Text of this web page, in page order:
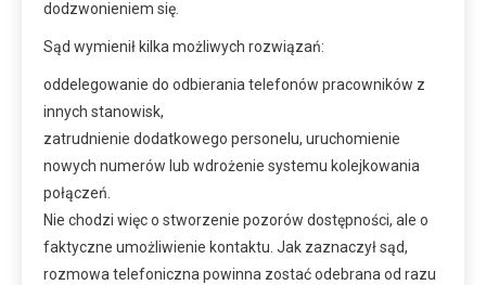
dodzwonieniem się.
Sąd wymienił kilka możliwych rozwiązań:
oddelegowanie do odbierania telefonów pracowników z
innych stanowisk,
zatrudnienie dodatkowego personelu, uruchomienie
nowych numerów lub wdrożenie systemu kolejkowania
połączeń.
Nie chodzi więc o stworzenie pozorów dostępności, ale o
faktyczne umożliwienie kontaktu. Jak zaznaczył sąd,
rozmowa telefoniczna powinna zostać odebrana od razu